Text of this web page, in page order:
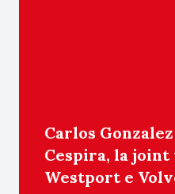
Carlos
Cespira, la
Westport e